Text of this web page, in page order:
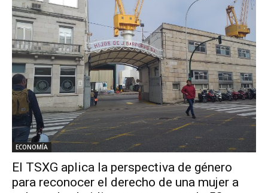
ECONOMÍA
El TSXG aplica la perspectiva de género
para reconocer el derecho de una mujer a